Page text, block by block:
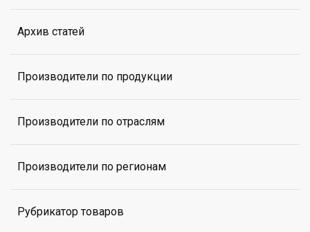
Архив статей
Производители по продукции
Производители по отраслям
Производители по регионам
Рубрикатор товаров